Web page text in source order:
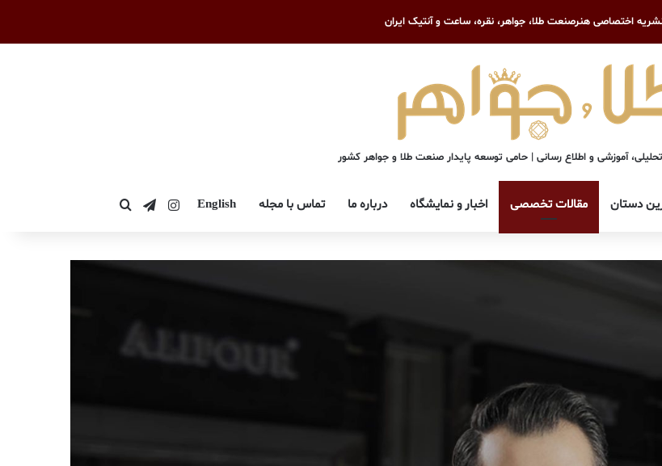
اختصاصی هنرصنعت طلا، جواهر، نقره، ساعت و آنتیک ایران
آموزشی و اطلاع رسانی | حامی توسعه پایدار صنعت طلا و جواهر کشور
دستان مقالات تخصصی اخبار و نمایشگاه درباره ما تماس با مجله English اینستاگرام
تلگرامجستجو برای